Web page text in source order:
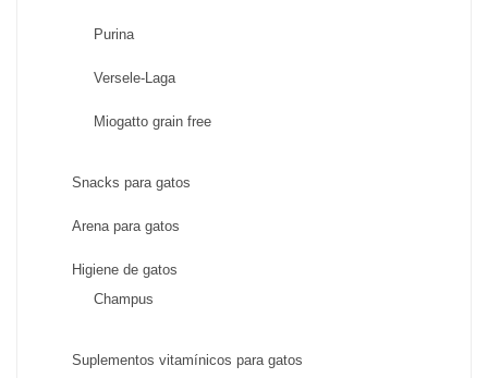
Purina
Versele-Laga
Miogatto grain free
Snacks para gatos
Arena para gatos
Higiene de gatos
Champus
Suplementos vitamínicos para gatos